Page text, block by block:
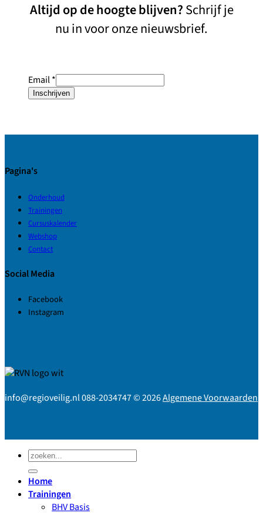
Altijd op de hoogte blijven?Schrijf je
nu in voor onze nieuwsbrief.
Email*
Inschrijven
Pagina's
Onderhoud
Trainingen
Cursuskalender
Webshop
Contact
Social Media
Facebook
Instagram
info@regioveilig.nl 088-2034747 © 2026Algemene Voorwaarden
Zoeken
naar:
Home
Trainingen
BHV Basis